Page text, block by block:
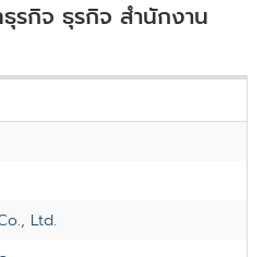
รกิจ ธุรกิจ สำนักงาน
Ltd.